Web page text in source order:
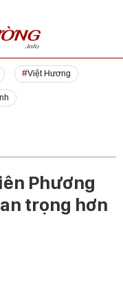
Việt Hương
Phương
trọng hơn